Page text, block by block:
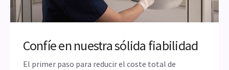
Confíe en nuestra sólida fiabilidad
El primer paso para reducir el coste total de